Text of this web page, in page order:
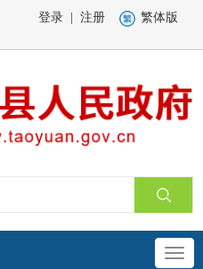
登录 注册 繁体版